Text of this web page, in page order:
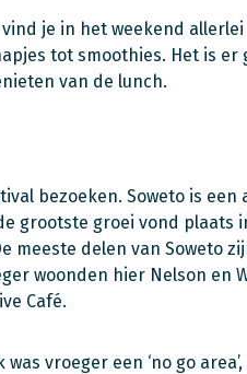
je in het weekend
tot smoothies. Het is er
van de lunch.
bezoeken. Soweto is
grootste groei vond plaats
meeste delen van Soweto
woonden hier Nelson en
Café.
vroeger een ‘no go